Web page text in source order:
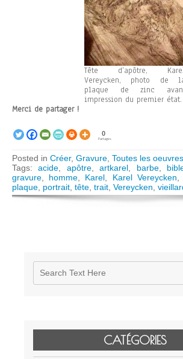
Tête d’apôtre,
Vereycken, photo de
plaque de zinc
impression du premier état.
Merci de partager !
0
Partages
Posted in Créer, Gravure Toutes les oeuvres
Tags:acide apôtre,artkarel barbe,
gravure
homme Karel Karel Vereycken
plaque portrait tête trait Vereycken
CATÉGORIES